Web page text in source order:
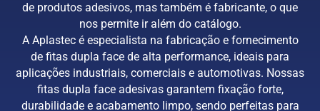
de produtos adesivos, mas também é fabricante, o que
nos permite ir além do catálogo.
A Aplastec é especialista na fabricação e fornecimento
de fitas dupla face de alta performance, ideais para
aplicações industriais, comerciais e automotivas. Nossas
fitas dupla face adesivas garantem fixação forte,
durabilidade e acabamento limpo, sendo perfeitas para